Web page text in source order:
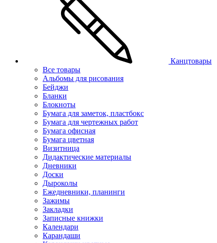
Канцтовары
Все товары
Альбомы для рисования
Бейджи
Бланки
Блокноты
Бумага для заметок, пластбокс
Бумага для чертежных работ
Бумага офисная
Бумага цветная
Визитница
Дидактические материалы
Дневники
Доски
Дыроколы
Ежедневники, планинги
Зажимы
Закладки
Записные книжки
Календари
Карандаши